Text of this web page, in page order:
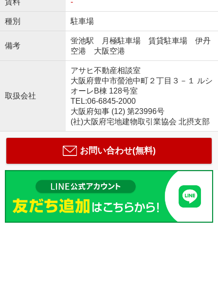
賃料 -
種別 駐車場
備考
蛍池駅 月極駐車場 賃貸駐車場 伊丹
空港 大阪空港
取扱会社
アサヒ不動産相談室
大阪府豊中市螢池中町２丁目３－１ ルシ
オーレB棟 128号室
TEL:06-6845-2000
大阪府知事 (12) 第23996号
(社)大阪府宅地建物取引業協会 北摂支部
お問い合わせ(無料)